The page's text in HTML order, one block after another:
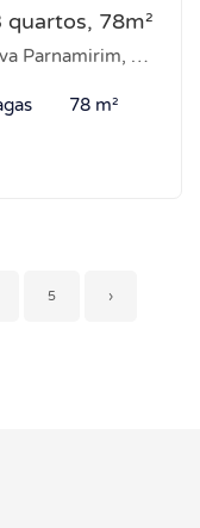
78m²
Parnamirim-RN
78 m²
5 ›